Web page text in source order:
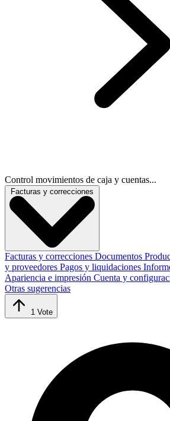
Control movimientos de caja y cuentas...
Facturas y correcciones
Facturas y correcciones Documentos
y proveedores Pagos y liquidaciones
Apariencia e impresión Cuenta y
Otras sugerencias
1 Vote